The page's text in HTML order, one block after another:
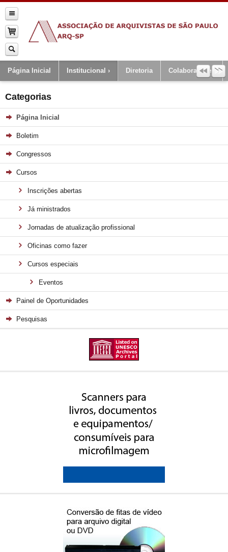
Página Inicial Institucional Diretoria Colaboradores
Categorias
Página Inicial
Boletim
Congressos
Cursos
Inscrições abertas
Já ministrados
Jornadas de atualização profissional
Oficinas como fazer
Cursos especiais
Eventos
Painel de Oportunidades
Pesquisas